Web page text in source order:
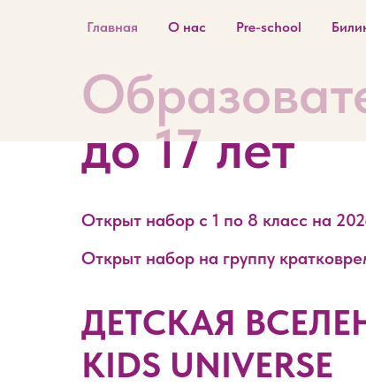
Главная О нас Pre-school
до 17 лет
Открыт набор с 1 по 8 класс на
Открыт набор на группу
ДЕТСКАЯ
KIDS UNIVERSE